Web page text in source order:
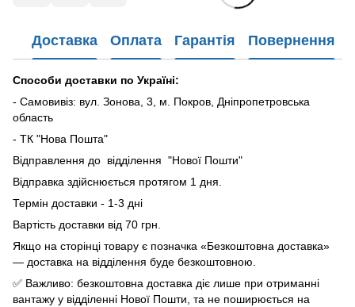
Доставка Оплата Гарантія Повернення
Способи доставки по Україні:
- Самовивіз: вул. Зонова, 3, м. Покров, Дніпропетровська
область
- ТК "Нова Пошта"
Відправлення до відділення "Нової Пошти"
Відправка здійснюється протягом 1 дня.
Термін доставки - 1-3 дні
Вартість доставки від 70 грн.
Якщо на сторінці товару є позначка «Безкоштовна доставка»
— доставка на відділення буде безкоштовною.
✅ Важливо: безкоштовна доставка діє лише при отриманні
вантажу у відділенні Нової Пошти, та не поширюється на